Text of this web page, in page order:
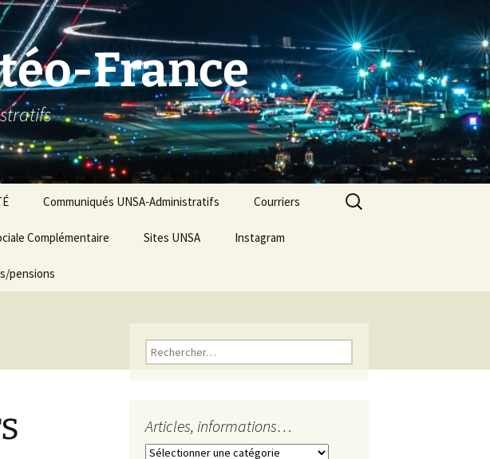
France
Communiqués UNSA-Administratifs Courriers
Complémentaire Sites UNSA Instagram
pensions
Rechercher :
Rechercher :
Articles, informations…
Articles,